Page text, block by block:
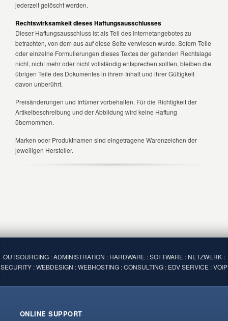
jederzeit gelöscht werden.
Rechtswirksamkeit dieses Haftungsausschlusses
Dieser Haftungsausschluss ist als Teil des Internetangebotes zu
betrachten, von dem aus auf diese Seite verwiesen wurde. Sofern Teile
oder einzelne Formulierungen dieses Textes der geltenden Rechtslage
nicht, nicht mehr oder nicht vollständig entsprechen sollten, bleiben die
übrigen Teile des Dokumentes in ihrem Inhalt und ihrer Gültigkeit
davon unberührt.
Preisänderungen und Irrtümer vorbehalten. Für die Richtigkeit der
Artikelbeschreibung und der Abbildung wird keine Haftung
übernommen.
Marken oder Produktnamen sind eingetragene Warenzeichen der
jeweiligen Hersteller.
OUTSOURCING : ADMINISTRATION : HARDWARE : SOFTWARE : NETZWERK :
SECURITY : WEBDESIGN : WEBHOSTING : CONSULTING : EDV SERVICE : VOIP
ONLINE SUPPORT